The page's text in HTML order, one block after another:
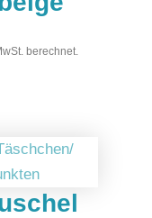
berechnet.